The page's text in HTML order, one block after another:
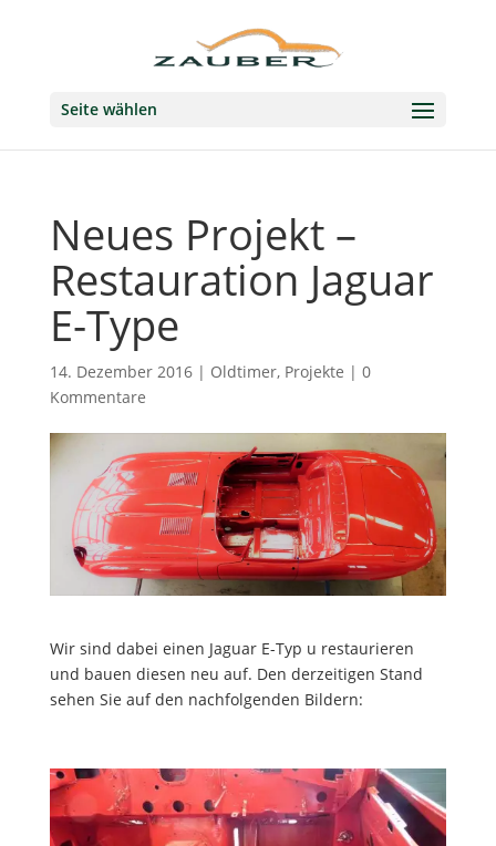
Seite wählen
Neues Projekt –
Restauration Jaguar
E-Type
14. Dezember 2016| Oldtimer, Projekte | 0
Kommentare
Wir sind dabei einen Jaguar E-Typ u restaurieren
und bauen diesen neu auf. Den derzeitigen Stand
sehen Sie auf den nachfolgenden Bildern: